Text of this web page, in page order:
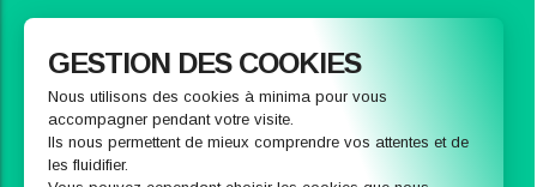
SAINBIOSE
GESTION DES COOKIES
Nous utilisons des cookies à minima pour vous
accompagner pendant votre visite.
Ils nous permettent de mieux comprendre vos attentes et de
les fluidifier.